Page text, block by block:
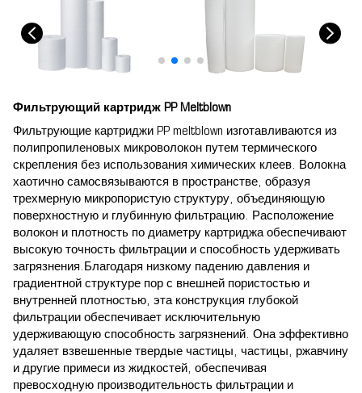
Фильтрующий картридж PP Meltblown
Фильтрующие картриджи PP meltblown изготавливаются из
полипропиленовых микроволокон путем термического
скрепления без использования химических клеев. Волокна
хаотично самосвязываются в пространстве, образуя
трехмерную микропористую структуру, объединяющую
поверхностную и глубинную фильтрацию. Расположение
волокон и плотность по диаметру картриджа обеспечивают
высокую точность фильтрации и способность удерживать
загрязнения.Благодаря низкому падению давления и
градиентной структуре пор с внешней пористостью и
внутренней плотностью, эта конструкция глубокой
фильтрации обеспечивает исключительную
удерживающую способность загрязнений. Она эффективно
удаляет взвешенные твердые частицы, частицы, ржавчину
и другие примеси из жидкостей, обеспечивая
превосходную производительность фильтрации и